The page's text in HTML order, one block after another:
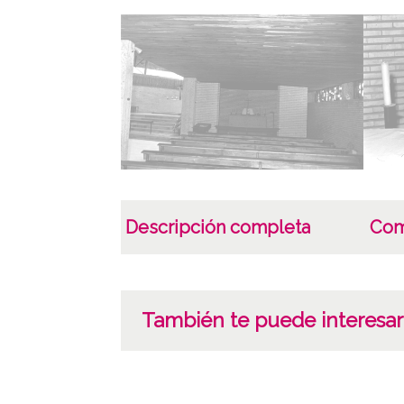
Descripción completa
También te puede interesar